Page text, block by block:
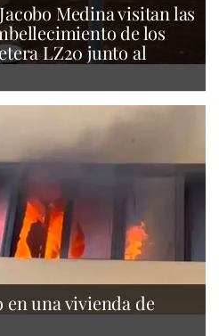
Medina visitan las
de los
LZ20 junto al
una vivienda de